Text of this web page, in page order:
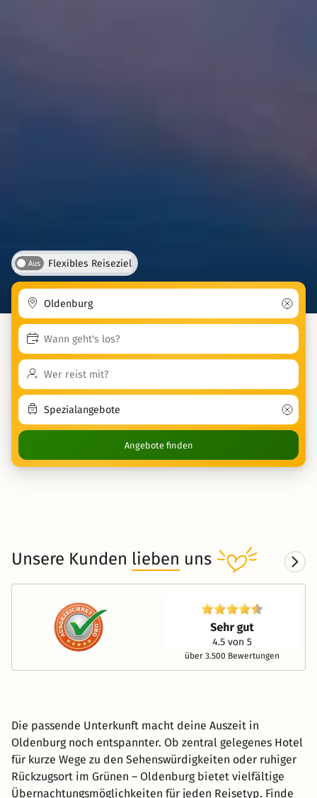
Aus Flexibles Reiseziel
Angebote finden
Unsere Kunden lieben uns
über 3.500 Bewertungen
Die passende Unterkunft macht deine Auszeit in
Oldenburg noch entspannter. Ob zentral gelegenes Hotel
für kurze Wege zu den Sehenswürdigkeiten oder ruhiger
Rückzugsort im Grünen – Oldenburg bietet vielfältige
Übernachtungsmöglichkeiten für jeden Reisetyp. Finde